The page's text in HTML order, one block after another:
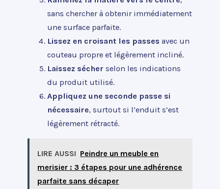
sans chercher à obtenir immédiatement
une surface parfaite.
Lissez en croisant les passes avec un
couteau propre et légèrement incliné.
Laissez sécher selon les indications
du produit utilisé.
Appliquez une seconde passe si
nécessaire, surtout si l’enduit s’est
légèrement rétracté.
LIRE AUSSI Peindre un meuble en
merisier : 3 étapes pour une adhérence
parfaite sans décaper